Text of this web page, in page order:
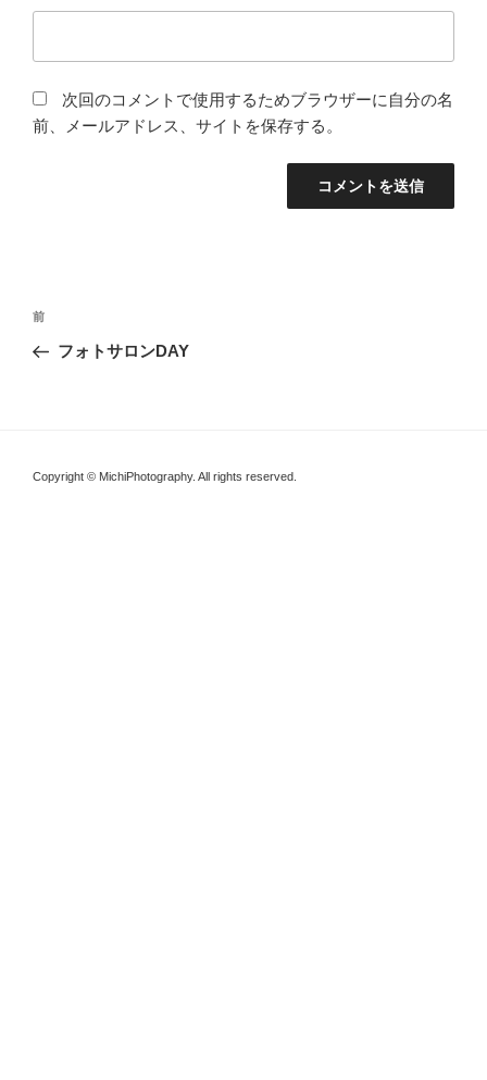
次回のコメントで使用するためブラウザーに自分の名
前、メールアドレス、サイトを保存する。
投
ナ
シ
前
の
前
フォトサロンDAY
Copyright © MichiPhotography. All rights reserved.